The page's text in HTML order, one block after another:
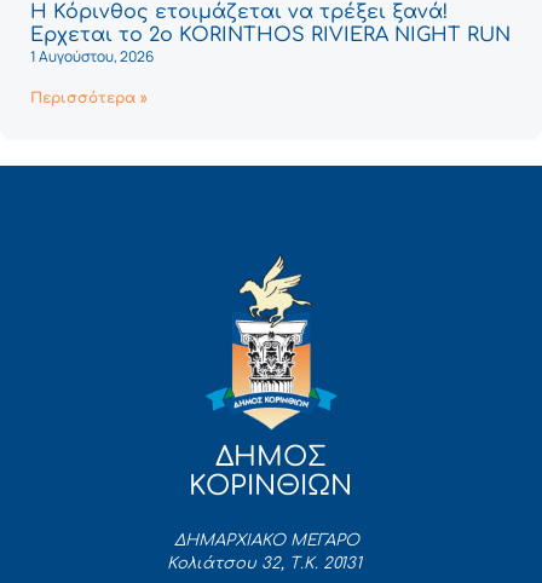
Η Κόρινθος ετοιμάζεται να τρέξει ξανά!
Έρχεται το 2ο KORINTHOS RIVIERA NIGHT RUN
1 Αυγούστου, 2026
Περισσότερα »
ΔΗΜΟΣ
ΚΟΡΙΝΘΙΩΝ
ΔΗΜΑΡΧΙΑΚΟ ΜΕΓΑΡΟ
Κολιάτσου 32, Τ.Κ. 20131